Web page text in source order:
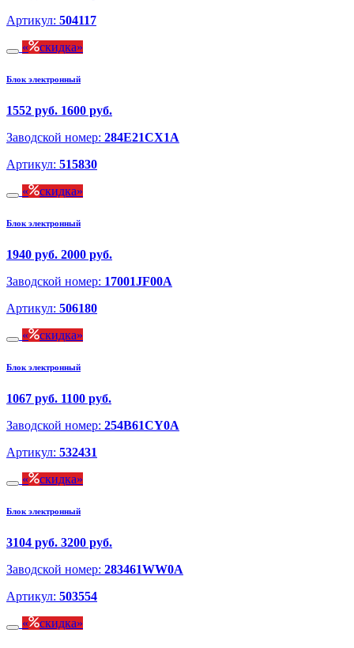
Артикул: 504117
скидка
Блок электронный
1552 руб. 1600 руб.
Заводской номер: 284E21CX1A
Артикул: 515830
скидка
Блок электронный
1940 руб. 2000 руб.
Заводской номер: 17001JF00A
Артикул: 506180
скидка
Блок электронный
1067 руб. 1100 руб.
Заводской номер: 254B61CY0A
Артикул: 532431
скидка
Блок электронный
3104 руб. 3200 руб.
Заводской номер: 283461WW0A
Артикул: 503554
скидка